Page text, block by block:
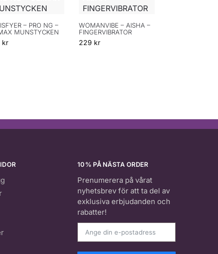
– PRO NG –
MUNSTYCKEN
kr
WOMANVIBE – AISHA –
FINGERVIBRATOR
229 kr
10% PÅ NÄSTA ORDER
Prenumerera på vårat
nyhetsbrev för att ta del av
exklusiva erbjudanden och
rabatter!